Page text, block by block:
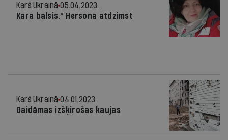
Karš Ukrainā 05.04.2023.
Kara balsis.* Hersona atdzimst
Karš Ukrainā 04.01.2023.
Gaidāmas izšķirošas kaujas